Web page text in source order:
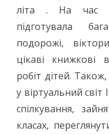
літа . На час
підготувала
подорожі,
цікаві книжкові
робіт дітей.
у віртуальний світ
спілкування,
класах,